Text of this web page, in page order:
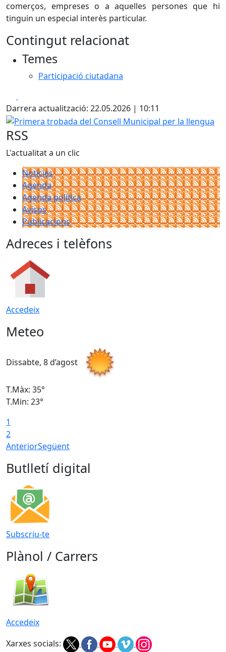
comerços, empreses o a aquelles persones que hi
tinguin un especial interès particular.
Contingut relacionat
Temes
Participació ciutadana
Darrera actualització: 22.05.2026 | 10:11
Primera trobada del Consell Municipal per la llengua
RSS
L'actualitat a un clic
Notícies
Agenda
Agenda política
Avisos
Publicacions
Adreces i telèfons
Accedeix
Meteo
Dissabte, 8 d’agost
T.Màx: 35°
T.Min: 23°
1
2
AnteriorSegüent
Butlletí digital
Subscriu-te
Plànol / Carrers
Accedeix
Xarxes socials: